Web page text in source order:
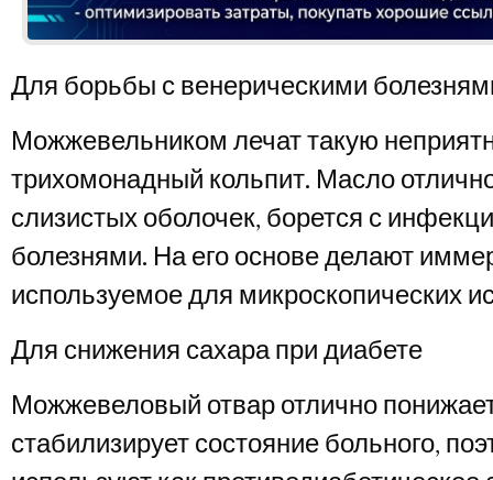
Для борьбы с венерическими
Можжевельником лечат такую
трихомонадный кольпит. Масло
слизистых оболочек, борется с
болезнями. На его основе делают
используемое для микроскопических
Для снижения сахара при диабете
Можжевеловый отвар отлично
стабилизирует состояние больного,